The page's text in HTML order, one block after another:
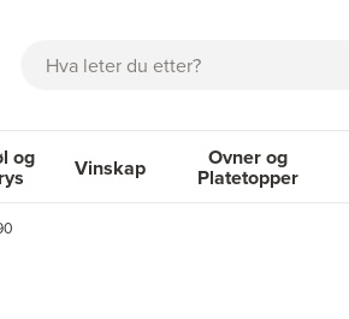
Søk
og
Frys
Vinskap Ovner og
Platetopper